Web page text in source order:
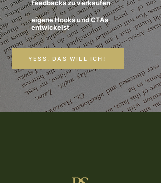
Feedbacks zu verkaufen
eigene Hooks und CTAs
entwickelst
YESS, DAS WILL ICH!